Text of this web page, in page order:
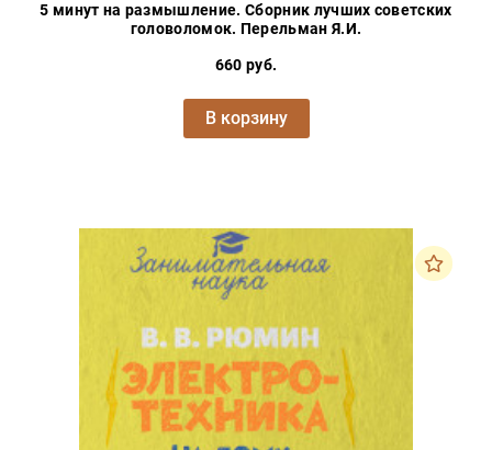
5 минут на размышление. Сборник лучших советских
головоломок. Перельман Я.И.
660 руб.
В корзину